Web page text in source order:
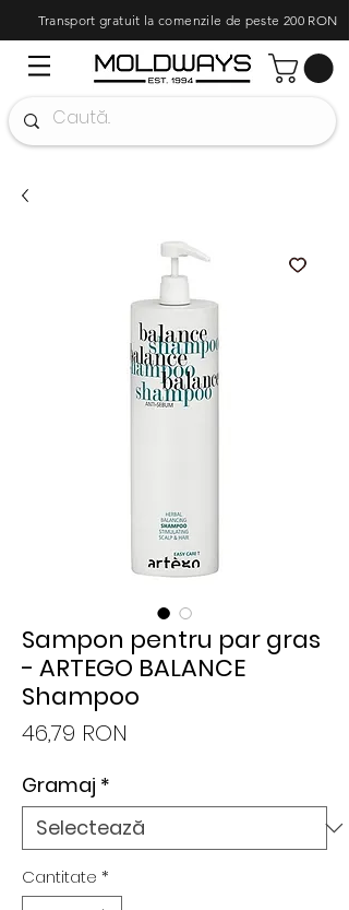
Transport gratuit la comenzile de peste 200 RON
Sampon pentru par gras
- ARTEGO BALANCE
Shampoo
46,79 RON
Gramaj *
Cantitate *